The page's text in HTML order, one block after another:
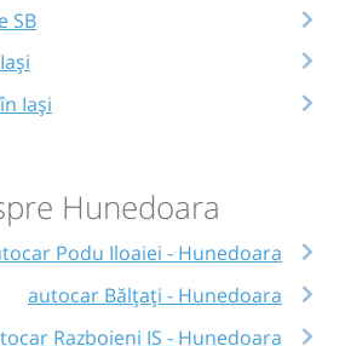
SB
Iași
Hunedoara
Podu Iloaiei - Hunedoara
autocar Bălțați - Hunedoara
Razboieni IS - Hunedoara